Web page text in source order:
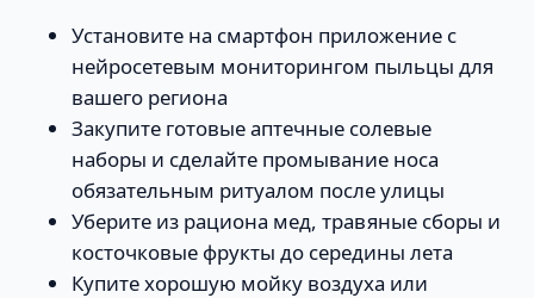
Установите на смартфон приложение с
нейросетевым мониторингом пыльцы для
вашего региона
Закупите готовые аптечные солевые
наборы и сделайте промывание носа
обязательным ритуалом после улицы
Уберите из рациона мед, травяные сборы и
косточковые фрукты до середины лета
Купите хорошую мойку воздуха или